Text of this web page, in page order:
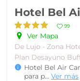
Hotel Bel
99
Ver Mapa
De Lujo - Zona
Plan Desayuno
Hotel Bel Air
para p... Ver más